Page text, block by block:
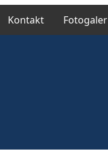
Kontakt